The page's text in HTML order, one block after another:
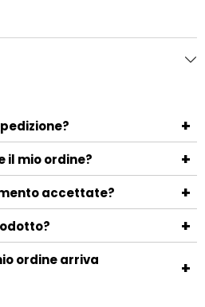
+
a seconda del metodo
Generalmente, la
5 giorni lavorativi.
il mio ordine? +
riceverai un'email con il numero
monitorare la spedizione.
accettate? +
di pagamento, tra cui
bancario e contrassegno.
+
entro 14 giorni dalla
prodotto sia nelle stesse
ordine arriva
+